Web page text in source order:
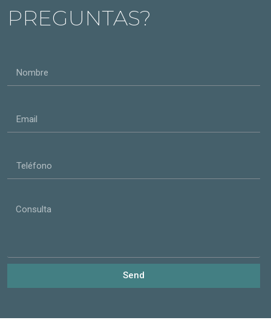
PREGUNTAS?
Send